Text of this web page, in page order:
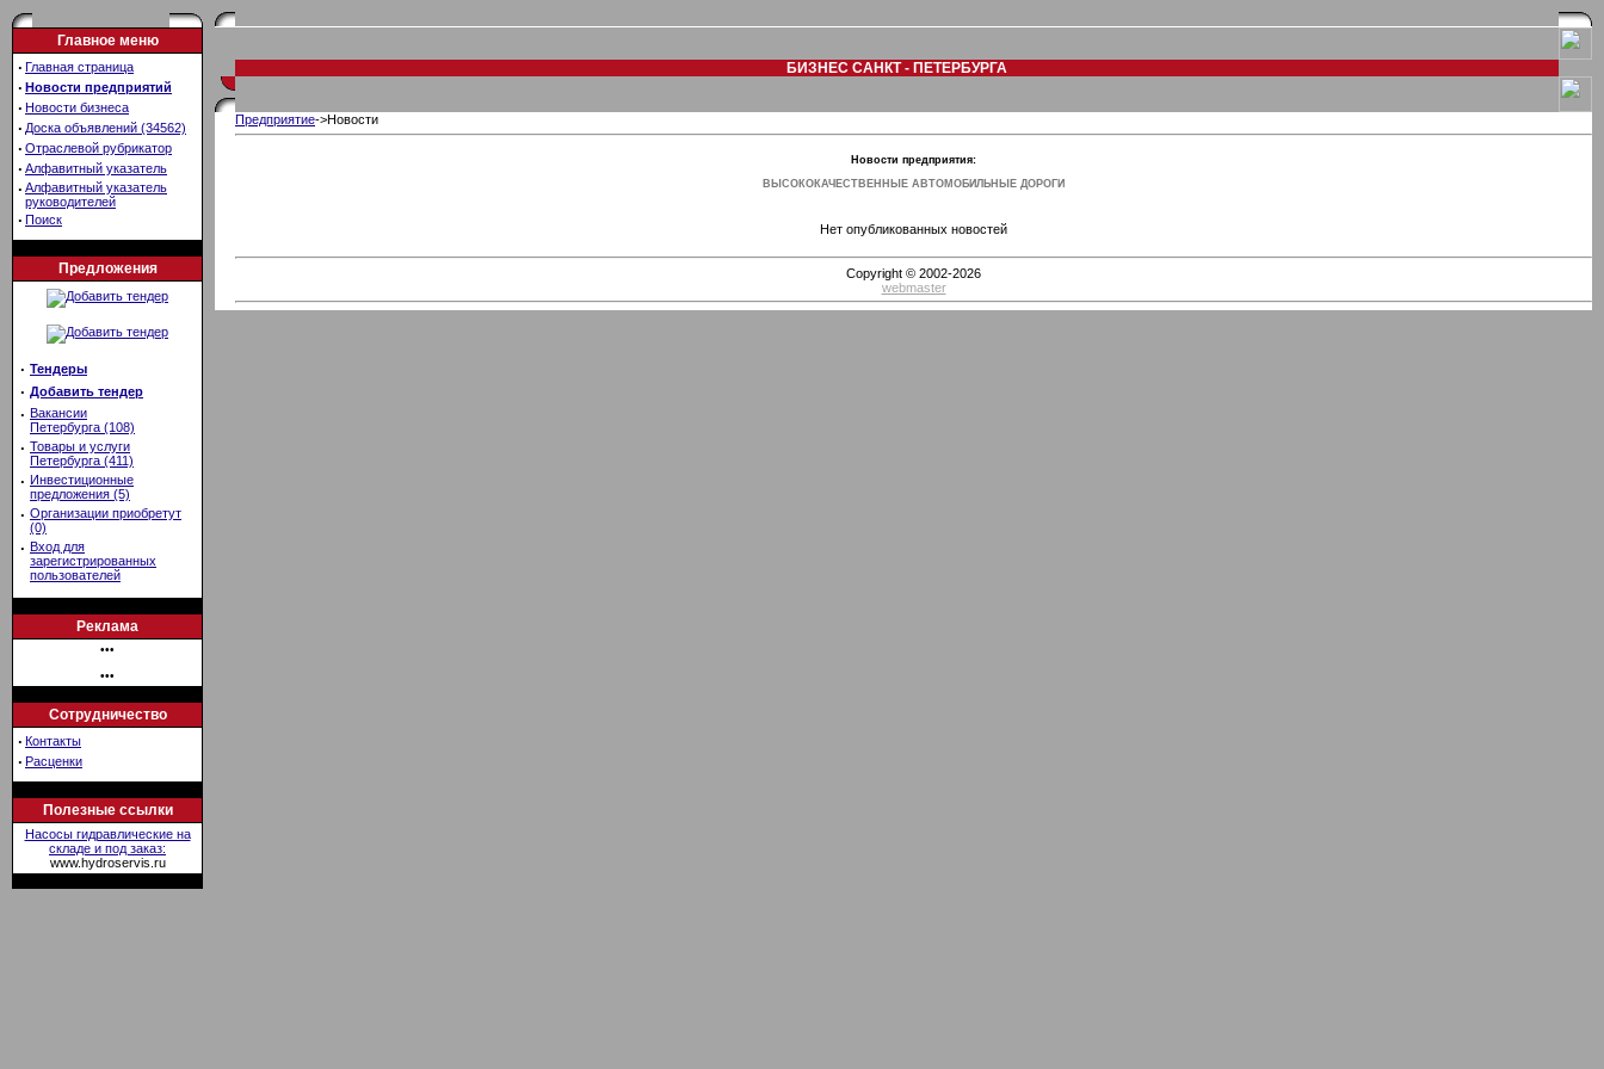
Главное меню
· Главная страница
· Новости предприятий
· Новости бизнеса
· Доска объявлений (34562)
· Отраслевой рубрикатор
· Алфавитный указатель
· Алфавитный указатель
руководителей
· Поиск
Предложения
· Тендеры
· Добавить тендер
· Вакансии
Петербурга (108)
· Товары и услуги
Петербурга (411)
· Инвестиционные
предложения (5)
· Организации приобретут
(0)
· Вход для
зарегистрированных
пользователей
Реклама
•••
•••
Сотрудничество
· Контакты
· Расценки
Полезные ссылки
Насосы гидравлические на
складе и под заказ:
www.hydroservis.ru
БИЗНЕС САНКТ - ПЕТЕРБУРГА
Предприятие->Новости
Новости предприятия:
ВЫСОКОКАЧЕСТВЕННЫЕ АВТОМОБИЛЬНЫЕ ДОРОГИ
Нет опубликованных новостей
Copyright © 2002-2026
webmaster